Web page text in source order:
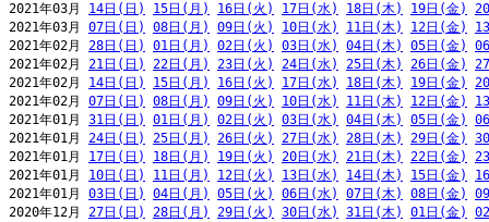
2021年03月 14日(日) 15日(月) 16日(火) 17日(水) 18日(木) 19日(金)
2021年03月 07日(日) 08日(月) 09日(火) 10日(水) 11日(木) 12日(金)
2021年02月 28日(日) 01日(月) 02日(火) 03日(水) 04日(木) 05日(金)
2021年02月 21日(日) 22日(月) 23日(火) 24日(水) 25日(木) 26日(金)
2021年02月 14日(日) 15日(月) 16日(火) 17日(水) 18日(木) 19日(金)
2021年02月 07日(日) 08日(月) 09日(火) 10日(水) 11日(木) 12日(金)
2021年01月 31日(日) 01日(月) 02日(火) 03日(水) 04日(木) 05日(金)
2021年01月 24日(日) 25日(月) 26日(火) 27日(水) 28日(木) 29日(金)
2021年01月 17日(日) 18日(月) 19日(火) 20日(水) 21日(木) 22日(金)
2021年01月 10日(日) 11日(月) 12日(火) 13日(水) 14日(木) 15日(金)
2021年01月 03日(日) 04日(月) 05日(火) 06日(水) 07日(木) 08日(金)
2020年12月 27日(日) 28日(月) 29日(火) 30日(水) 31日(木) 01日(金)